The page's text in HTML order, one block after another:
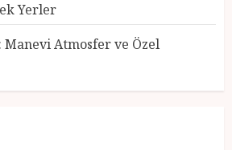
Yerler
Manevi Atmosfer ve Özel
Türkiye’nin En Güzel Kedileri
Seçildi
12 MART 2025